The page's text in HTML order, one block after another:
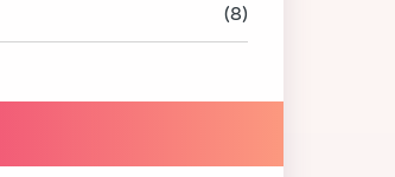
(8)